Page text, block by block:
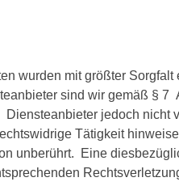
wurden mit größter
sind wir gemäß §
jedoch nicht
Tätigkeit
unberührt. Eine